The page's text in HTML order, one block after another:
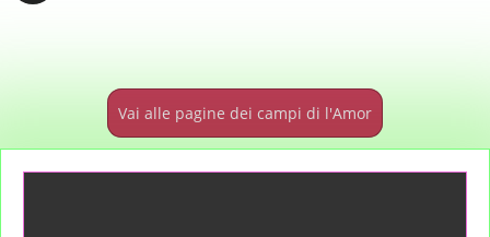
Vai alle pagine dei campi di l'Amor